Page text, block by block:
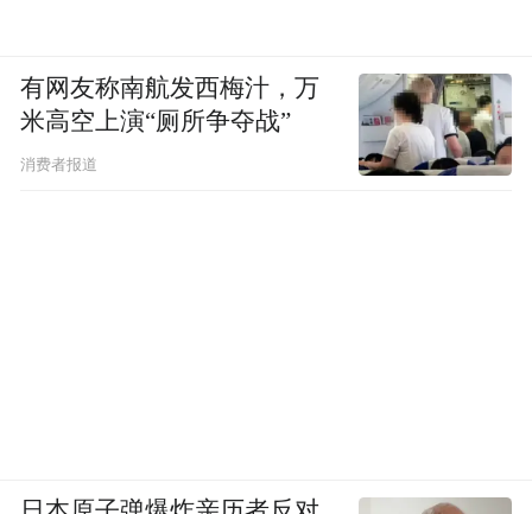
有网友称南航发西梅汁，万
米高空上演“厕所争夺战”
消费者报道